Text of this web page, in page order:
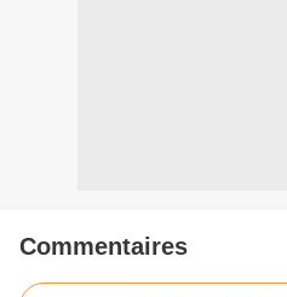
Commentaires